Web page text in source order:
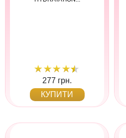
277 грн.
КУПИТИ